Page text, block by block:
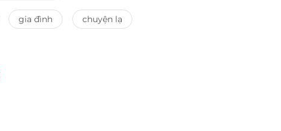
gia đình chuyện lạ